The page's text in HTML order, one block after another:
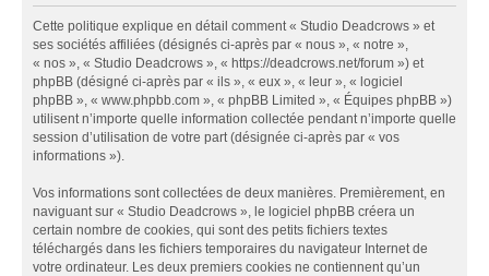
Cette politique explique en détail comment « Studio Deadcrows » et
ses sociétés affiliées (désignés ci-après par « nous », « notre »,
« nos », « Studio Deadcrows », « https://deadcrows.net/forum ») et
phpBB (désigné ci-après par « ils », « eux », « leur », « logiciel
phpBB », « www.phpbb.com », « phpBB Limited », « Équipes phpBB »)
utilisent n’importe quelle information collectée pendant n’importe quelle
session d’utilisation de votre part (désignée ci-après par « vos
informations »).
Vos informations sont collectées de deux manières. Premièrement, en
naviguant sur « Studio Deadcrows », le logiciel phpBB créera un
certain nombre de cookies, qui sont des petits fichiers textes
téléchargés dans les fichiers temporaires du navigateur Internet de
votre ordinateur. Les deux premiers cookies ne contiennent qu’un